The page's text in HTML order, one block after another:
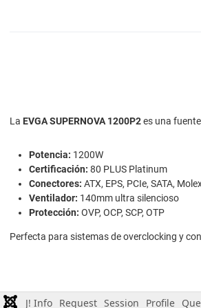
La EVGA SUPERNOVA 1200P2es una
Potencia: 1200W
Certificación: 80 PLUS Platinum
Conectores: ATX, EPS, PCIe, SATA,
Ventilador: 140mm ultra silencioso
Protección: OVP, OCP, SCP, OTP
Perfecta para sistemas de overclocking y
J! Info Request Session Profile